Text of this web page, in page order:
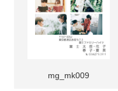
mg_mk009